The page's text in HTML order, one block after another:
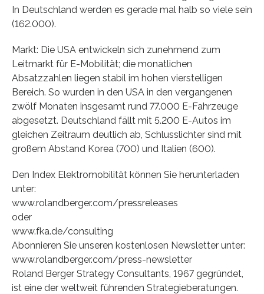
In Deutschland werden es gerade mal halb so viele sein
(162.000).
Markt: Die USA entwickeln sich zunehmend zum
Leitmarkt für E-Mobilität; die monatlichen
Absatzzahlen liegen stabil im hohen vierstelligen
Bereich. So wurden in den USA in den vergangenen
zwölf Monaten insgesamt rund 77.000 E-Fahrzeuge
abgesetzt. Deutschland fällt mit 5.200 E-Autos im
gleichen Zeitraum deutlich ab, Schlusslichter sind mit
großem Abstand Korea (700) und Italien (600).
Den Index Elektromobilität können Sie herunterladen
unter:
www.rolandberger.com/pressreleases
oder
www.fka.de/consulting
Abonnieren Sie unseren kostenlosen Newsletter unter:
www.rolandberger.com/press-newsletter
Roland Berger Strategy Consultants, 1967 gegründet,
ist eine der weltweit führenden Strategieberatungen.